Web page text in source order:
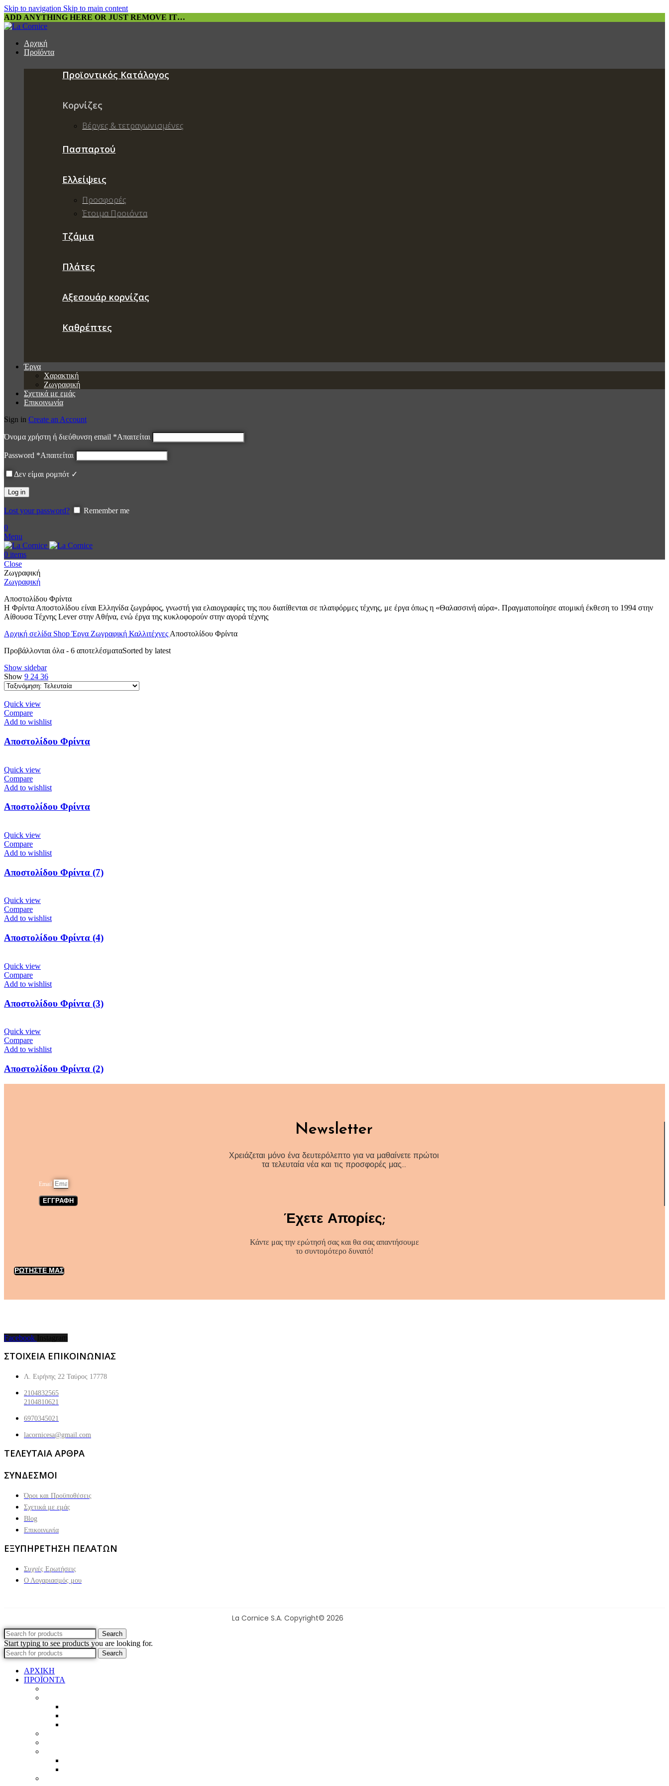
Skip to navigation Skip to main content
ADD ANYTHING HERE OR JUST REMOVE IT…
Αρχική
Προϊόντα
Προϊοντικός Κατάλογος
Κορνίζες
Βέργες & τετραγωνισμένες
Πασπαρτού
Ελλείψεις
Προσφορές
Έτοιμα Προιόντα
Τζάμια
Πλάτες
Αξεσουάρ κορνίζας
Καθρέπτες
Έργα
Χαρακτική
Ζωγραφική
Σχετικά με εμάς
Επικοινωνία
Sign in Create an Account
Όνομα χρήστη ή διεύθυνση email *Απαιτείται
Password *Απαιτείται
Δεν είμαι ρομπότ ✓
Log in
Lost your password?
Remember me
0
Menu
0 items
Close
Ζωγραφική
Ζωγραφική
Αποστολίδου Φρίντα
Η Φρίντα Αποστολίδου είναι Ελληνίδα ζωγράφος, γνωστή για ελαιογραφίες της που διατίθενται σε πλατφόρμες τέχνης, με έργα όπως η «Θαλασσινή αύρα». Πραγματοποίησε ατομική έκθεση το 1994 στην
Αίθουσα Τέχνης Lever στην Αθήνα, ενώ έργα της κυκλοφορούν στην αγορά τέχνης
Αρχική σελίδα ShopΈργα Ζωγραφική Καλλιτέχνες Αποστολίδου Φρίντα
Προβάλλονται όλα - 6 αποτελέσματαSorted by latest
Show sidebar
Show 9 24 36
Quick view
Compare
Add to wishlist
Αποστολίδου Φρίντα
Quick view
Compare
Add to wishlist
Αποστολίδου Φρίντα
Quick view
Compare
Add to wishlist
Αποστολίδου Φρίντα (7)
Quick view
Compare
Add to wishlist
Αποστολίδου Φρίντα (4)
Quick view
Compare
Add to wishlist
Αποστολίδου Φρίντα (3)
Quick view
Compare
Add to wishlist
Αποστολίδου Φρίντα (2)
Newsletter
Χρειάζεται μόνο ένα δευτερόλεπτο για να μαθαίνετε πρώτοι
τα τελευταία νέα και τις προσφορές μας…
Email
ΕΓΓΡΑΦΗ
Έχετε Απορίες;
Κάντε μας την ερώτησή σας και θα σας απαντήσουμε
το συντομότερο δυνατό!
ΡΩΤΗΣΤΕ ΜΑΣ
Facebook Instagram
ΣΤΟΙΧΕΙΑ ΕΠΙΚΟΙΝΩΝΙΑΣ
Λ. Ειρήνης 22 Ταύρος 17778
2104832565
2104810621
6970345021
lacornicesa@gmail.com
ΤΕΛΕΥΤΑΙΑ ΑΡΘΡΑ
ΣΥΝΔΕΣΜΟΙ
Όροι και Προϋποθέσεις
Σχετικά με εμάς
Blog
Επικοινωνία
ΕΞΥΠΗΡΕΤΗΣΗ ΠΕΛΑΤΩΝ
Συχνές Ερωτήσεις
Ο Λογαριασμός μου
La Cornice S.A. Copyright© 2026
Search
Start typing to see products you are looking for.
Search
ΑΡΧΙΚΗ
ΠΡΟΪΟΝΤΑ